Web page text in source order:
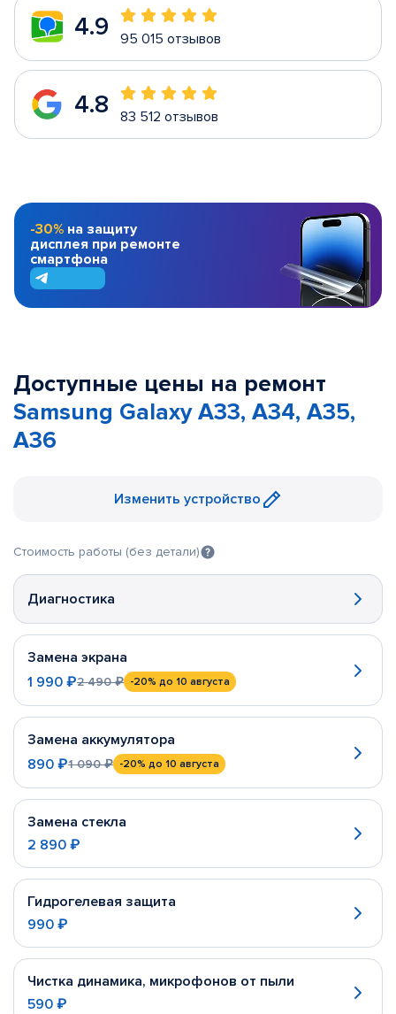
4.9 95 015 отзывов
4.8 83 512 отзывов
-30% на защиту
дисплея при ремонте
смартфона
Доступные цены на ремонт
Samsung Galaxy A33, A34, A35,
A36
Изменить устройство
Стоимость работы (без детали)
Диагностика
Замена экрана
1 990 ₽2 490 ₽ -20% до 10 августа
Замена аккумулятора
890 ₽1 090 ₽ -20% до 10 августа
Замена стекла
2 890 ₽
Гидрогелевая защита
990 ₽
Чистка динамика, микрофонов от пыли
590 ₽